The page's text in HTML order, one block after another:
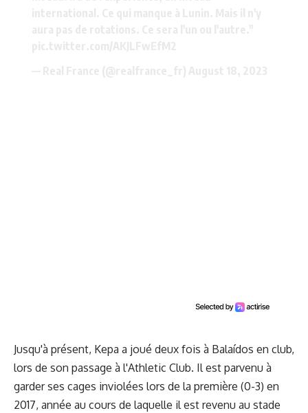
Jusqu'à présent, Kepa a joué deux fois à Balaídos en club,
lors de son passage à l'Athletic Club. Il est parvenu à
garder ses cages inviolées lors de la première (0-3) en
2017, année au cours de laquelle il est revenu au stade